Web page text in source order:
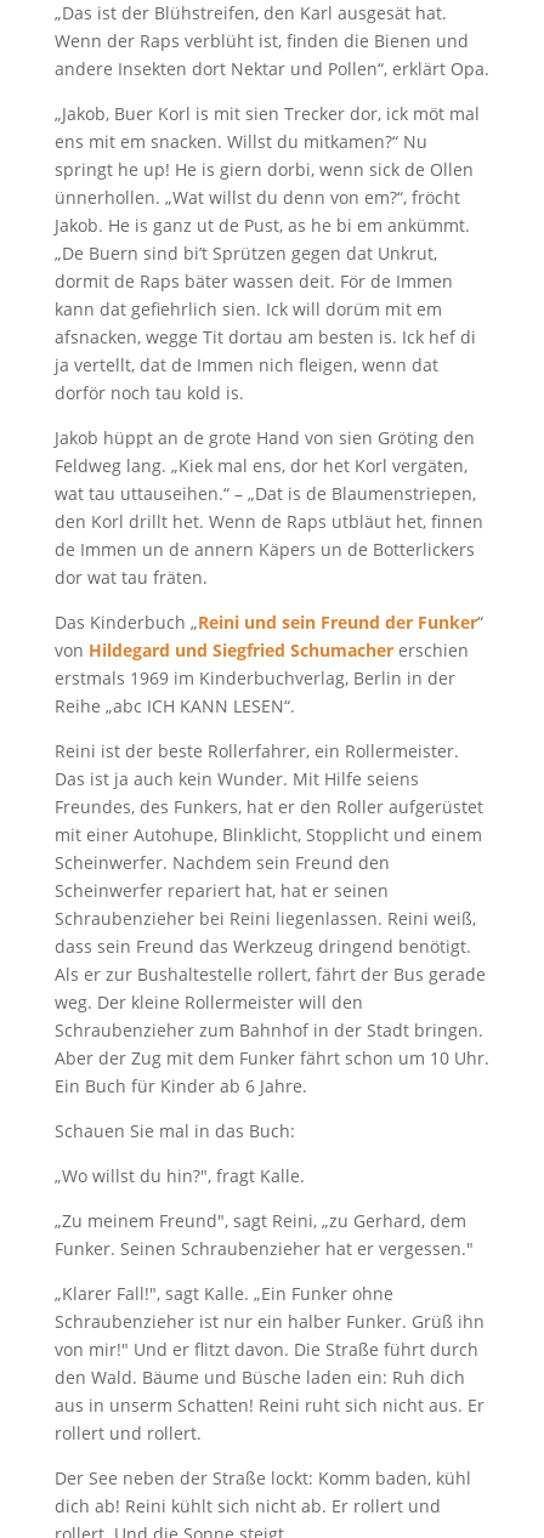
„Das ist der Blühstreifen, den Karl ausgesät hat.
Wenn der Raps verblüht ist, finden die Bienen und
andere Insekten dort Nektar und Pollen“, erklärt Opa.
„Jakob, Buer Korl is mit sien Trecker dor, ick möt mal
ens mit em snacken. Willst du mitkamen?“ Nu
springt he up! He is giern dorbi, wenn sick de Ollen
ünnerhollen. „Wat willst du denn von em?“, fröcht
Jakob. He is ganz ut de Pust, as he bi em ankümmt.
„De Buern sind bi’t Sprützen gegen dat Unkrut,
dormit de Raps bäter wassen deit. För de Immen
kann dat gefiehrlich sien. Ick will dorüm mit em
afsnacken, wegge Tit dortau am besten is. Ick hef di
ja vertellt, dat de Immen nich fleigen, wenn dat
dorför noch tau kold is.
Jakob hüppt an de grote Hand von sien Gröting den
Feldweg lang. „Kiek mal ens, dor het Korl vergäten,
wat tau uttauseihen.“ – „Dat is de Blaumenstriepen,
den Korl drillt het. Wenn de Raps utbläut het, finnen
de Immen un de annern Käpers un de Botterlickers
dor wat tau fräten.
Das Kinderbuch „Reini und sein Freund der Funker“
von Hildegard und Siegfried Schumachererschien
erstmals 1969 im Kinderbuchverlag, Berlin in der
Reihe „abc ICH KANN LESEN“.
Reini ist der beste Rollerfahrer, ein Rollermeister.
Das ist ja auch kein Wunder. Mit Hilfe seiens
Freundes, des Funkers, hat er den Roller aufgerüstet
mit einer Autohupe, Blinklicht, Stopplicht und einem
Scheinwerfer. Nachdem sein Freund den
Scheinwerfer repariert hat, hat er seinen
Schraubenzieher bei Reini liegenlassen. Reini weiß,
dass sein Freund das Werkzeug dringend benötigt.
Als er zur Bushaltestelle rollert, fährt der Bus gerade
weg. Der kleine Rollermeister will den
Schraubenzieher zum Bahnhof in der Stadt bringen.
Aber der Zug mit dem Funker fährt schon um 10 Uhr.
Ein Buch für Kinder ab 6 Jahre.
Schauen Sie mal in das Buch:
„Wo willst du hin?", fragt Kalle.
„Zu meinem Freund", sagt Reini, „zu Gerhard, dem
Funker. Seinen Schraubenzieher hat er vergessen."
„Klarer Fall!", sagt Kalle. „Ein Funker ohne
Schraubenzieher ist nur ein halber Funker. Grüß ihn
von mir!" Und er flitzt davon. Die Straße führt durch
den Wald. Bäume und Büsche laden ein: Ruh dich
aus in unserm Schatten! Reini ruht sich nicht aus. Er
rollert und rollert.
Der See neben der Straße lockt: Komm baden, kühl
dich ab! Reini kühlt sich nicht ab. Er rollert und